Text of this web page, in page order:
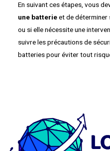
En suivant ces étapes, vous
une batterieet de déterminer
ou si elle nécessite une
suivre les précautions de
batteries pour éviter tout